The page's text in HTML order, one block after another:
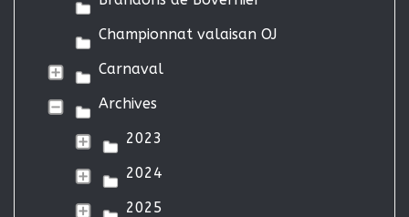
Championnat valaisan OJ
Carnaval
Archives
2023
2024
2025